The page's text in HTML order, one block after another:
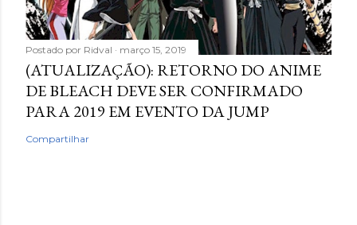
Postado por Ridval março 15, 2019
(ATUALIZAÇÃO): RETORNO DO ANIME
DE BLEACH DEVE SER CONFIRMADO
PARA 2019 EM EVENTO DA JUMP
Compartilhar